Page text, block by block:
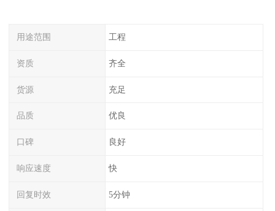
用途范围 工程
资质 齐全
货源 充足
品质 优良
口碑 良好
响应速度 快
回复时效 5分钟